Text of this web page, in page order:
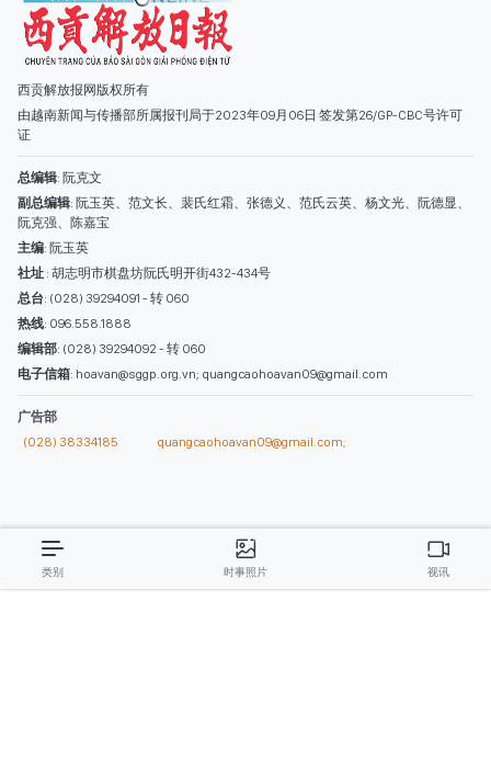
西贡解放报网版权所有
由越南新闻与传播部所属报刊局于2023年09月06日 签发第26/GP-CBC号许可
证
总编辑
副总编辑: 阮玉英、范文长、裴氏红霜、张德义、范氏云英、杨文光、阮德显、
总台: (028) 39294091 - 转 060
热线: 096.558.1888
编辑部: (028) 39294092 - 转 060